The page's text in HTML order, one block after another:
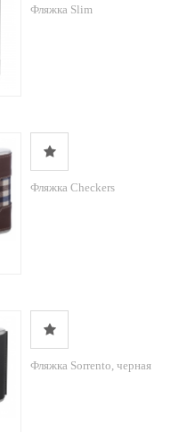
Фляжка Slim
Фляжка Checkers
Фляжка Sorrento, черная